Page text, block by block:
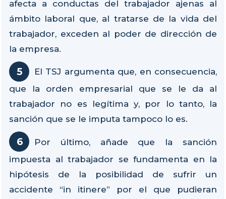
afecta a conductas del trabajador ajenas al
ámbito laboral que, al tratarse de la vida del
trabajador, exceden al poder de dirección de
la empresa.
El TSJ argumenta que, en consecuencia,
que la orden empresarial que se le da al
trabajador no es legítima y, por lo tanto, la
sanción que se le imputa tampoco lo es.
Por último, añade que la sanción
impuesta al trabajador se fundamenta en la
hipótesis de la posibilidad de sufrir un
accidente “in itinere” por el que pudieran